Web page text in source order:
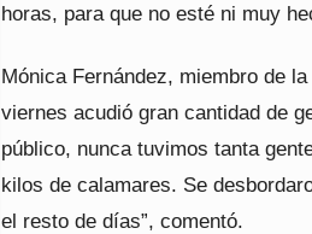
horas, para que no esté ni muy
Mónica Fernández, miembro de
viernes acudió gran cantidad de
público, nunca tuvimos tanta
kilos de calamares. Se
el resto de días”, comentó.